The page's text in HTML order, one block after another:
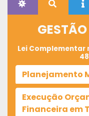
Lei Complementar
48
Planejamento
Execução
Financeira em